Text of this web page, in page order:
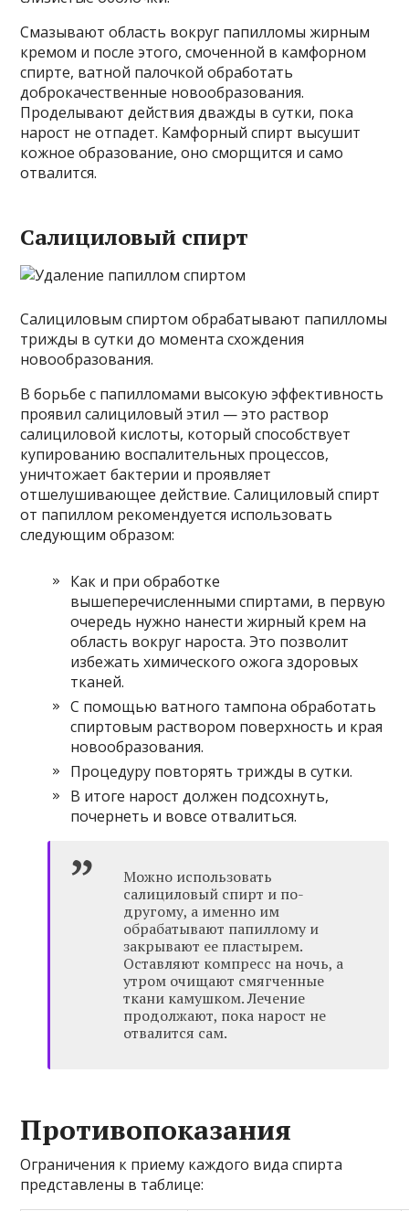
Смазывают область вокруг папилломы жирным
кремом и после этого, смоченной в камфорном
спирте, ватной палочкой обработать
доброкачественные новообразования.
Проделывают действия дважды в сутки, пока
нарост не отпадет. Камфорный спирт высушит
кожное образование, оно сморщится и само
отвалится.
Салициловый спирт
Салициловым спиртом обрабатывают папилломы
трижды в сутки до момента схождения
новообразования.
В борьбе с папилломами высокую эффективность
проявил салициловый этил — это раствор
салициловой кислоты, который способствует
купированию воспалительных процессов,
уничтожает бактерии и проявляет
отшелушивающее действие. Салициловый спирт
от папиллом рекомендуется использовать
следующим образом:
Как и при обработке
вышеперечисленными спиртами, в первую
очередь нужно нанести жирный крем на
область вокруг нароста. Это позволит
избежать химического ожога здоровых
тканей.
С помощью ватного тампона обработать
спиртовым раствором поверхность и края
новообразования.
Процедуру повторять трижды в сутки.
В итоге нарост должен подсохнуть,
почернеть и вовсе отвалиться.
Можно использовать
салициловый спирт и по-
другому, а именно им
обрабатывают папиллому и
закрывают ее пластырем.
Оставляют компресс на ночь, а
утром очищают смягченные
ткани камушком. Лечение
продолжают, пока нарост не
отвалится сам.
Противопоказания
Ограничения к приему каждого вида спирта
представлены в таблице: